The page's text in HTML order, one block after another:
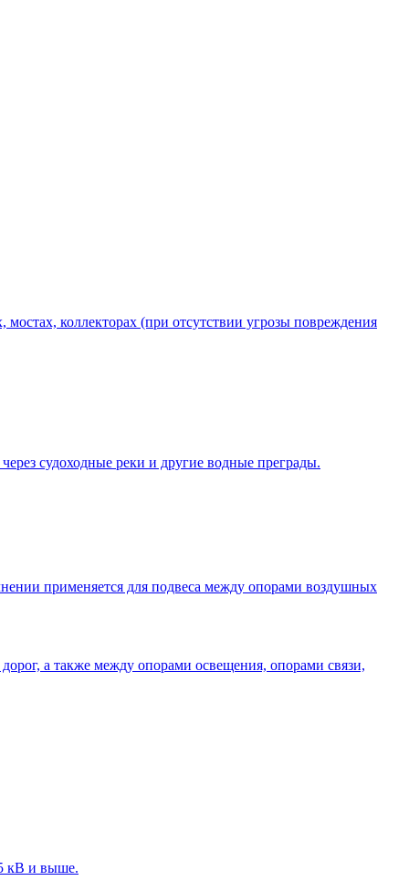
коллекторах (при отсутствии угрозы повреждения
судоходные реки и другие водные преграды.
применяется для подвеса между опорами воздушных
а также между опорами освещения, опорами связи,
кВ и выше.